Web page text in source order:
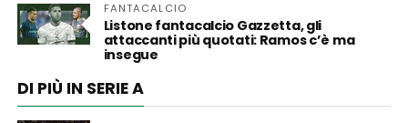
FANTACALCIO
Listone fantacalcio Gazzetta, gli
attaccanti più quotati: Ramos c’è ma
insegue
DI PIÙ IN SERIE A